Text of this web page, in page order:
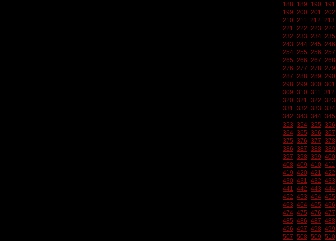
188
189 190 191
199 200 201 202
210 211 212 213
221 222 223 224
232 233 234 235
243 244 245 246
254 255 256 257
265 266 267 268
276 277 278 279
287 288 289 290
298 299 300 301
309 310 311 312
320 321 322 323
331 332 333 334
342 343 344 345
353 354 355 356
364 365 366 367
375 376 377 378
386 387 388 389
397 398 399 400
408 409 410 411
419 420 421 422
430 431 432 433
441 442 443 444
452 453 454 455
463 464 465 466
474 475 476 477
485 486 487 488
496 497 498 499
507 508 509 510